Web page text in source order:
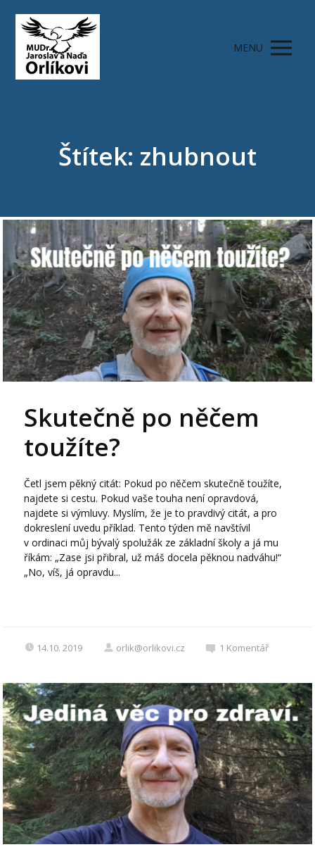
MENU
Štítek: zhubnout
Skutečně po něčem
toužíte?
Četl jsem pěkný citát: Pokud po něčem skutečně toužíte,
najdete si cestu. Pokud vaše touha není opravdová,
najdete si výmluvy. Myslím, že je to pravdivý citát, a pro
dokreslení uvedu příklad. Tento týden mě navštívil
v ordinaci můj bývalý spolužák ze základní školy a já mu
říkám: „Zase jsi přibral, už máš docela pěknou nadváhu!“
„No, víš, já opravdu...
14.10. 2019 orlik@orlikovi.cz 1 Komentář